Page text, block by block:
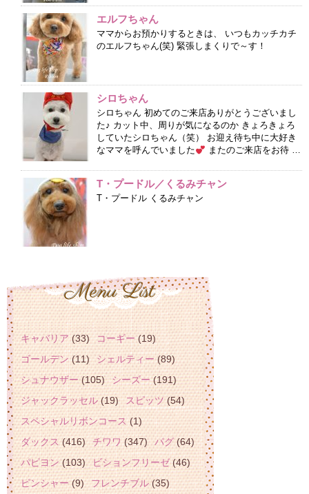
エルフちゃん
ママからお預かりするときは、 いつもカッチカチ
のエルフちゃん(笑) 緊張しまくりで～す！
シロちゃん
シロちゃん 初めてのご来店ありがとうございまし
た♪ カット中、周りが気になるのか きょろきょろ
していたシロちゃん（笑） お迎え待ち中に大好き
なママを呼んでいました
またのご来店をお待 …
T・プードル／くるみチャン
T・プードル くるみチャン
キャバリア(33) コーギー(19)
ゴールデン(11) シェルティー(89)
シュナウザー(105) シーズー(191)
ジャックラッセル(19) スピッツ(54)
スペシャルリボンコース(1)
ダックス(416) チワワ(347) パグ(64)
パピヨン(103) ビションフリーゼ(46)
ピンシャー(9) フレンチブル(35)